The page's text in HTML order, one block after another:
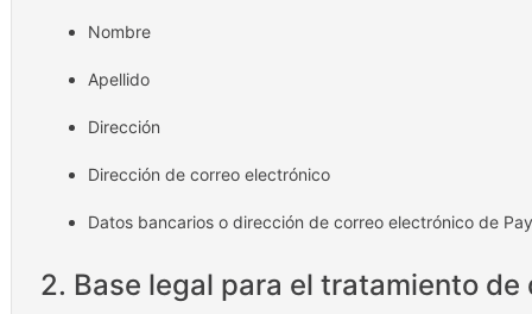
Nombre
Apellido
Dirección
Dirección de correo electrónico
Datos bancarios o dirección de correo electrónico de
2. Base legal para el tratamiento de